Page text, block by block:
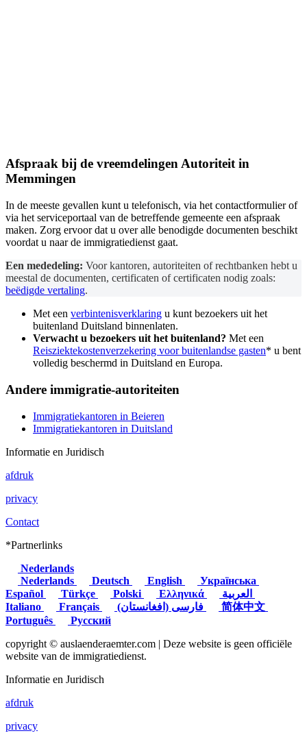
Afspraak bij de vreemdelingen Autoriteitin
Memmingen
In de meeste gevallen kunt u telefonisch, via het contactformulier of
via het serviceportaal van de betreffende gemeente een afspraak
maken. Zorg ervoor dat u over alle benodigde documenten beschikt
voordat u naar de immigratiedienst gaat.
Een mededeling: Voor kantoren, autoriteiten of rechtbanken hebt u
meestal de documenten, certificaten of certificaten nodig zoals:
beëdigde vertaling.
Met een verbintenisverklaring u kunt bezoekers uit het
buitenland Duitsland binnenlaten.
Verwacht u bezoekers uit het buitenland? Met een
Reisziektekostenverzekering voor buitenlandse gasten* u bent
volledig beschermd in Duitsland en Europa.
Andere immigratie-autoriteiten
Immigratiekantoren in Beieren
Immigratiekantoren in Duitsland
Informatie en Juridisch
afdruk
privacy
Contact
*Partnerlinks
Nederlands
Nederlands
Deutsch English
Українська
Español
Türkçe Polski Ελληνικά
Italiano
Français
简体中文
Português
Русский
copyright © auslaenderaemter.com | Deze website is geen officiële
website van de immigratiedienst.
Informatie en Juridisch
afdruk
privacy